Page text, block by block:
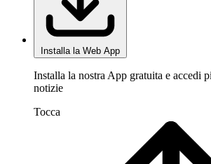
Installa la Web App
Installa la nostra App gratuita e accedi
notizie
Tocca